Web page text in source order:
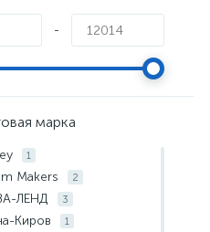
-
марка
1
Makers 2
ЛЕНД 3
Киров 1